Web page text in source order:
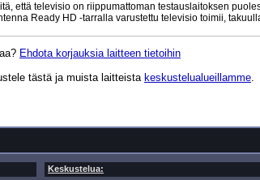
että televisio on riippumattoman testauslaitoksen
Ready HD -tarralla varustettu televisio toimii,
Ehdota korjauksia laitteen tietoihin
tästä ja muista laitteista keskustelualueillamme.
Keskustelua: